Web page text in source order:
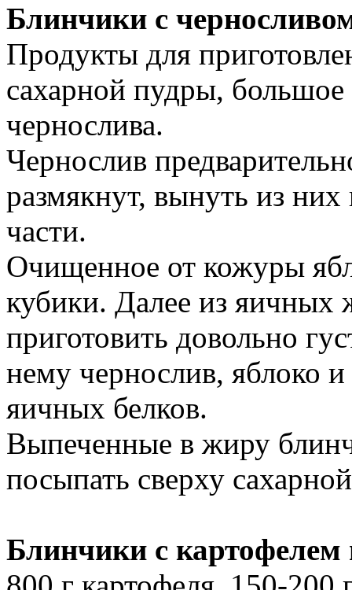
Блинчики с
Продукты для
сахарной пудры, большое
чернослива.
Чернослив
размякнут, вынуть из них
части.
Очищенное от кожуры
кубики. Далее из яичных
приготовить довольно
нему чернослив, яблоко
яичных белков.
Выпеченные в жиру
посыпать сверху
Блинчики с картофелем